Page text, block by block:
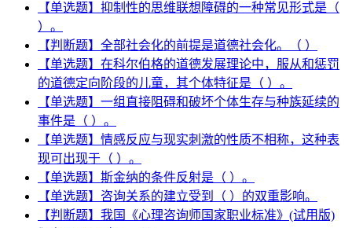
【单选题】抑制性的思维联想障碍的一种常见形式是（
）。
【判断题】全部社会化的前提是道德社会化。（ ）
【单选题】在科尔伯格的道德发展理论中，服从和惩罚
的道德定向阶段的儿童，其个体特征是（ ）。
【单选题】一组直接阻碍和破坏个体生存与种族延续的
事件是（ ）。
【单选题】情感反应与现实刺激的性质不相称，这种表
现可出现于（ ）。
【单选题】斯金纳的条件反射是（ ）。
【单选题】咨询关系的建立受到（ ）的双重影响。
【判断题】我国《心理咨询师国家职业标准》(试用版)